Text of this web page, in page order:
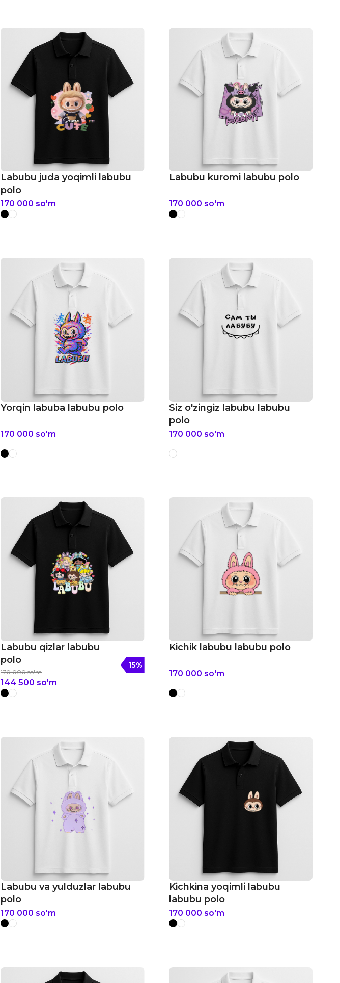
Labubu juda yoqimli labubu
polo
170 000 so'm
Labubu kuromi labubu polo
170 000 so'm
Yorqin labuba labubu polo
170 000 so'm
Siz o'zingiz labubu labubu
polo
170 000 so'm
Labubu qizlar labubu
polo
170 000 so'm
144 500 so'm
15%
Kichik labubu labubu polo
170 000 so'm
Labubu va yulduzlar labubu
polo
170 000 so'm
Kichkina yoqimli labubu
labubu polo
170 000 so'm